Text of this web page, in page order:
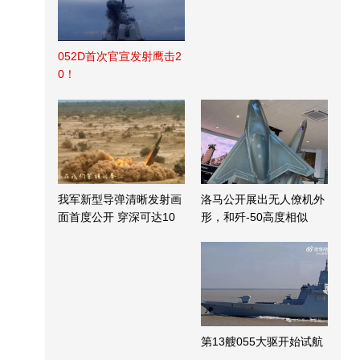
052D首次官宣发射鹰击2
0！
我军新型导弹清晰发射画
面首度公开 穿深可达10
洛马公开展出无人僚机外
形，和歼-50高度相似
第13艘055大驱开始试航